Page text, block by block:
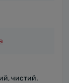
чистий.